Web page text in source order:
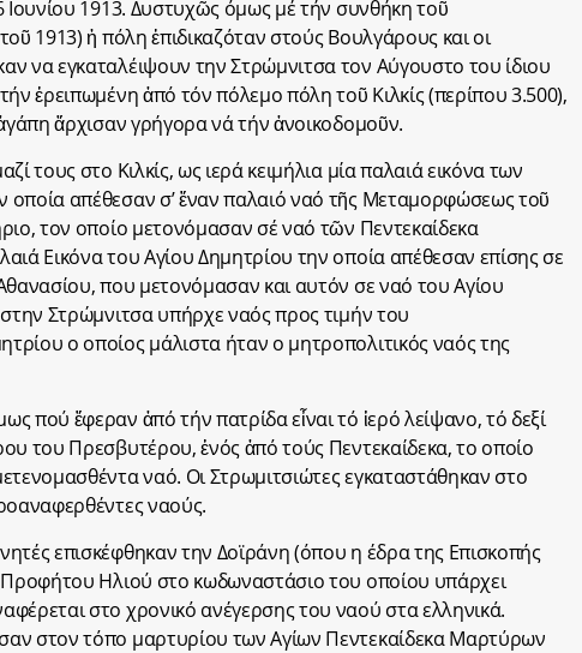
Ιουνίου 1913. Δυστυχῶς όμως μέ τήν συνθήκη τοῦ
1913) ἡ πόλη ἐπιδικαζόταν στούς Βουλγάρους και οι
να εγκαταλέιψουν την Στρώμνιτσα τον Αύγουστο του ίδιου
ἐρειπωμένη ἀπό τόν πόλεμο πόλη τοῦ Κιλκίς (περίπου 3.500),
ἄρχισαν γρήγορα νά τήν ἀνοικοδομοῦν.
τους στο Κιλκίς, ως ιερά κειμήλια μία παλαιά εικόνα των
οποία απέθεσαν σ’ ἕναν παλαιό ναό τῆς Μεταμορφώσεως τοῦ
τον οποίο μετονόμασαν σέ ναό τῶν Πεντεκαίδεκα
Εικόνα του Αγίου Δημητρίου την οποία απέθεσαν επίσης σε
που μετονόμασαν και αυτόν σε ναό του Αγίου
Στρώμνιτσα υπήρχε ναός προς τιμήν του
ο οποίος μάλιστα ήταν ο μητροπολιτικός ναός της
πού ἔφεραν ἀπό τήν πατρίδα εἶναι τό ἱερό λείψανο, τό δεξί
του Πρεσβυτέρου, ἑνός ἀπό τούς Πεντεκαίδεκα, το οποίο
ναό. Οι Στρωμιτσιώτες εγκαταστάθηκαν στο
ναούς.
επισκέφθηκαν την Δοϊράνη (όπου η έδρα της Επισκοπής
Ηλιού στο κωδωναστάσιο του οποίου υπάρχει
στο χρονικό ανέγερσης του ναού στα ελληνικά.
στον τόπο μαρτυρίου των Αγίων Πεντεκαίδεκα Μαρτύρων